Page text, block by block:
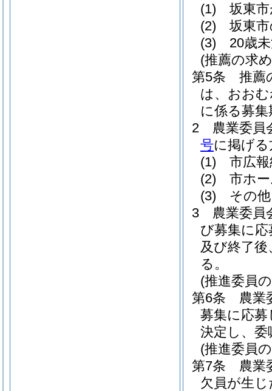
(1)
坂東
(2)
坂東
(3)
20歳
(推薦の求
第5条
推薦
は、おお
に係る募
2
農業委員
号に掲げ
(1)
市広
(2)
市ホ
(3)
その他
3
農業委員
び募集に
及び終了後
る。
(推進委員
第6条
農業
募集に応
決定し、
(推進委員
第7条
農業
欠員が生